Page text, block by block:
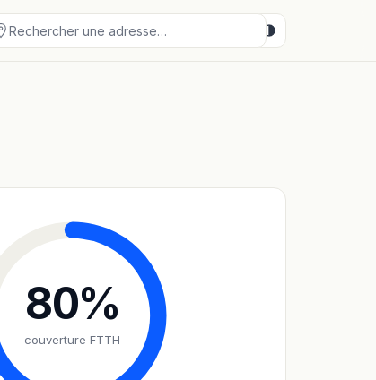
80%
couverture FTTH